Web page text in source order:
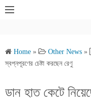
Home » Other News »
স্বপ্নপূরণের চেষ্টা করছেন রেণু
ডান হাত কেটে